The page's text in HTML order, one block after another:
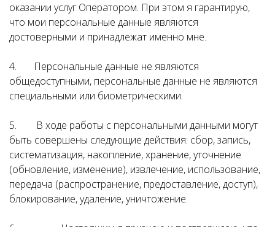
оказании услуг Оператором. При этом я гарантирую,
что мои персональные данные являются
достоверными и принадлежат именно мне.
4. Персональные данные не являются
общедоступными, персональные данные не являются
специальными или биометрическими.
5. В ходе работы с персональными данными могут
быть совершены следующие действия: сбор, запись,
систематизация, накопление, хранение, уточнение
(обновление, изменение), извлечение, использование,
передача (распространение, предоставление, доступ),
блокирование, удаление, уничтожение.